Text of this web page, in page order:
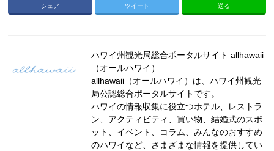
シェア ツイート 送る
ハワイ州観光局総合ポータルサイト allhawaii
（オールハワイ）
allhawaii（オールハワイ）は、ハワイ州観光
局公認総合ポータルサイトです。
ハワイの情報収集に役立つホテル、レストラ
ン、アクティビティ、買い物、結婚式のスポ
ット、イベント、コラム、みんなのおすすめ
のハワイなど、さまざまな情報を提供してい